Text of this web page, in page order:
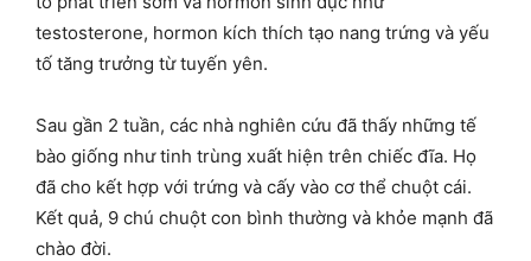
testosterone, hormon kích thích tạo nang trứng và yếu
tố tăng trưởng từ tuyến yên.
Sau gần 2 tuần, các nhà nghiên cứu đã thấy những tế
bào giống như tinh trùng xuất hiện trên chiếc đĩa. Họ
đã cho kết hợp với trứng và cấy vào cơ thể chuột cái.
Kết quả, 9 chú chuột con bình thường và khỏe mạnh đã
chào đời.